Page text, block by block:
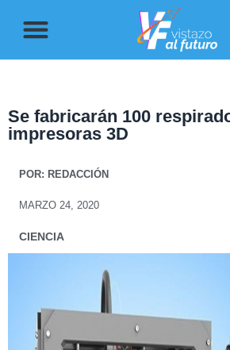
Se fabricarán 100
impresoras 3D
POR: REDACCIÓN
MARZO 24, 2020
CIENCIA